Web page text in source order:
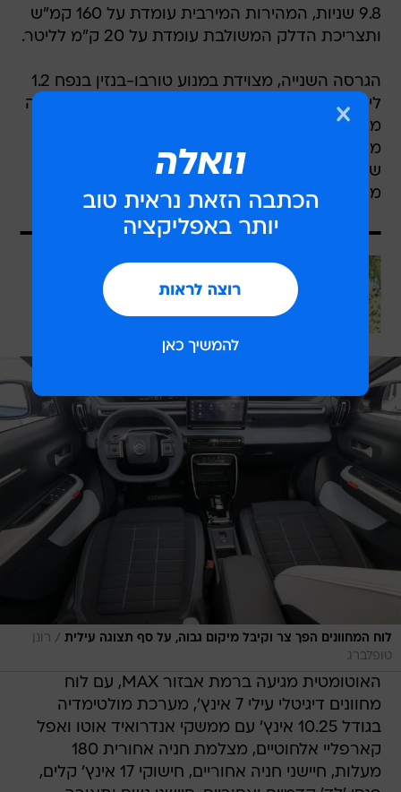
9.8 שניות, המהירות המירבית עומדת על 160 קמ"ש
ותצריכת הדלק המשולבת עומדת על 20 ק"מ לליטר.
הגרסה השנייה, מצוידת במנוע טורבו-בנזין בנפח 1.2
ליטר (בעל שרשרת תזמון), שמפיק 101 כ"ס. מנוע זה
משודך לתיבה ידנית עם שישה הילוכים ויחד הם
שניות, מהירות מרבית של 160 קמ"ש וצריכת דלק
משולבת של 17.9 קמ"ל.
עוד בוואלה
איך נראה עתיד ההשקעות בנדל"ן:
להצליח בשוק משתנה בעידן של חוסר
ודאות
לוח המחוונים הפך צר וקיבל מיקום גבוה, על סף תצוגה עילית / רונן
טופלברג
האוטומטית מגיעה ברמת אבזור MAX, עם לוח
מחוונים דיגיטלי עילי 7 אינץ', מערכת מולטימדיה
בגודל 10.25 אינץ' עם ממשקי אנדרואיד אוטו ואפל
קארפליי אלחוטיים, מצלמת חניה אחורית 180
מעלות, חיישני חניה אחוריים, חישוקי 17 אינץ' קלים,